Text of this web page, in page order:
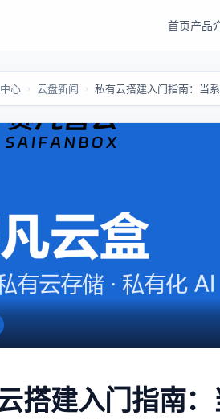
首页产品
心 › 云盘新闻 ›
搭建入门指南